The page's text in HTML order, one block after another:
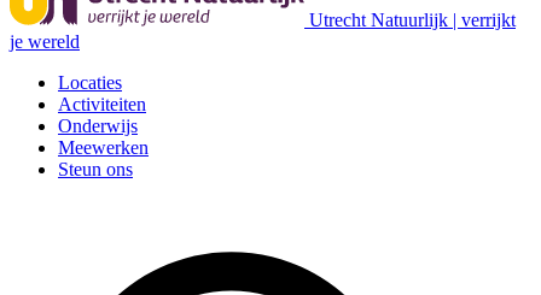
Utrecht Natuurlijk | verrijkt
je wereld
Locaties
Activiteiten
Onderwijs
Meewerken
Steun ons